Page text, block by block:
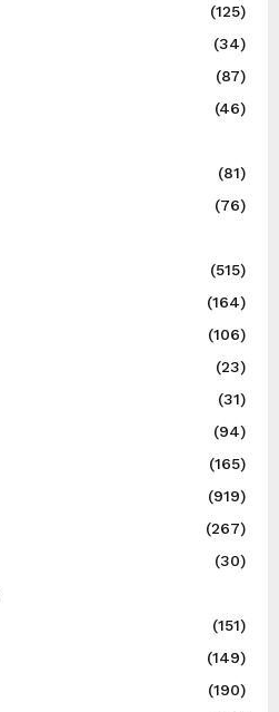
(125)
(34)
(87)
(46)
(81)
(76)
(515)
(164)
(106)
(23)
(31)
(94)
(165)
(919)
(267)
(30)
(151)
(149)
(190)